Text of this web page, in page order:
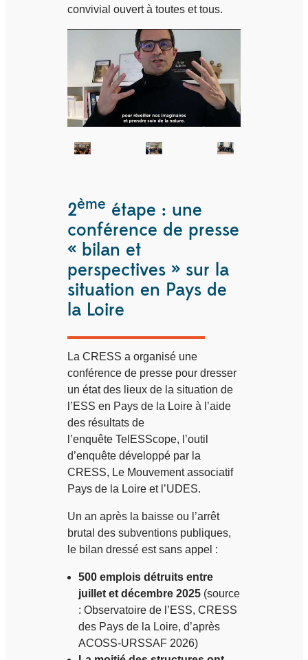
convivial ouvert à toutes et tous.
2ème étape : une
conférence de presse
« bilan et
perspectives » sur la
situation en Pays de
la Loire
La CRESS a organisé une
conférence de presse pour dresser
un état des lieux de la situation de
l’ESS en Pays de la Loire à l’aide
des résultats de
l’enquête TelESScope, l’outil
d’enquête développé par la
CRESS, Le Mouvement associatif
Pays de la Loire et l’UDES.
Un an après la baisse ou l’arrêt
brutal des subventions publiques,
le bilan dressé est sans appel :
500 emplois détruits entre
juillet et décembre 2025 (source
: Observatoire de l’ESS, CRESS
des Pays de la Loire, d’après
ACOSS-URSSAF 2026)